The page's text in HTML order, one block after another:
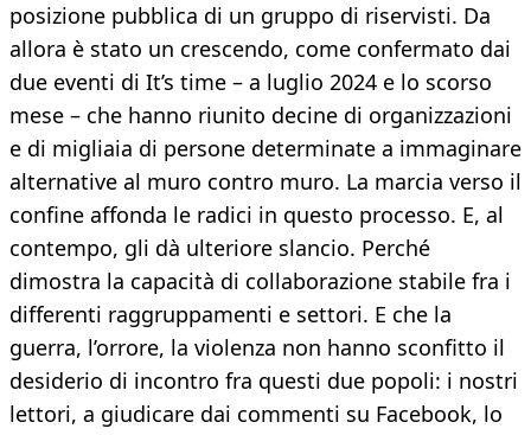
posizione pubblica di un gruppo di riservisti. Da
allora è stato un crescendo, come confermato dai
due eventi di It’s time – a luglio 2024 e lo scorso
mese – che hanno riunito decine di organizzazioni
e di migliaia di persone determinate a immaginare
alternative al muro contro muro. La marcia verso il
confine affonda le radici in questo processo. E, al
contempo, gli dà ulteriore slancio. Perché
dimostra la capacità di collaborazione stabile fra i
differenti raggruppamenti e settori. E che la
guerra, l’orrore, la violenza non hanno sconfitto il
desiderio di incontro fra questi due popoli: i nostri
lettori, a giudicare dai commenti su Facebook, lo